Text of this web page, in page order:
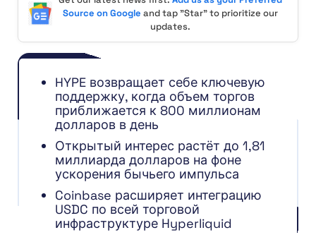
Source on Google and tap "Star" to prioritize our
updates.
HYPE возвращает себе ключевую
поддержку, когда объем торгов
приближается к 800 миллионам
долларов в день
Открытый интерес растёт до 1,81
миллиарда долларов на фоне
ускорения бычьего импульса
Coinbase расширяет интеграцию
USDC по всей торговой
инфраструктуре Hyperliquid